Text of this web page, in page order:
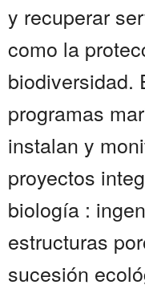
y recuperar
como la
biodiversidad.
programas
instalan y
proyectos
biología :
estructuras
sucesión